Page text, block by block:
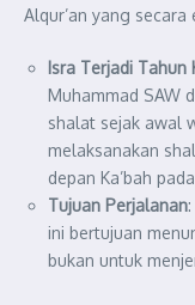
Alqur’an yang
Isra Terjadi Tahun
Muhammad SAW
shalat sejak awal
melaksanakan
depan Ka’bah
Tujuan Perjalanan
ini bertujuan
bukan untuk